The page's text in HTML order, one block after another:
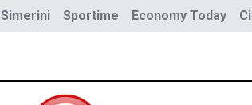
Simerini Sportime Economy Today